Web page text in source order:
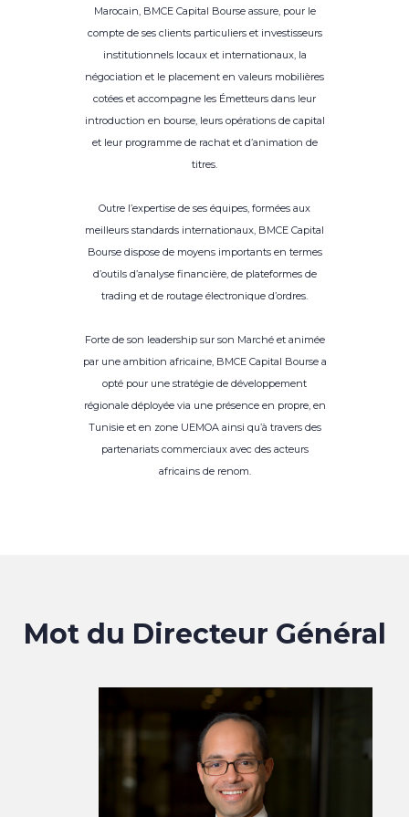
Marocain, BMCE Capital Bourse assure, pour le
compte de ses clients particuliers et investisseurs
institutionnels locaux et internationaux, la
négociation et le placement en valeurs mobilières
cotées et accompagne les Émetteurs dans leur
introduction en bourse, leurs opérations de capital
et leur programme de rachat et d’animation de
titres.
Outre l’expertise de ses équipes, formées aux
meilleurs standards internationaux, BMCE Capital
Bourse dispose de moyens importants en termes
d’outils d’analyse financière, de plateformes de
trading et de routage électronique d’ordres.
Forte de son leadership sur son Marché et animée
par une ambition africaine, BMCE Capital Bourse a
opté pour une stratégie de développement
régionale déployée via une présence en propre, en
Tunisie et en zone UEMOA ainsi qu’à travers des
partenariats commerciaux avec des acteurs
africains de renom.
Mot du Directeur Général